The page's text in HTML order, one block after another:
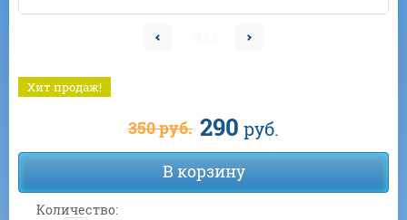
Хит продаж!
350руб. 290 руб.
В корзину
Количество: